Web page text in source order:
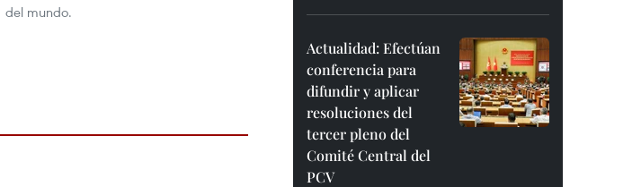
del mundo.
Actualidad: Efectúan
conferencia para
difundir y aplicar
resoluciones del
tercer pleno del
Comité Central del
PCV